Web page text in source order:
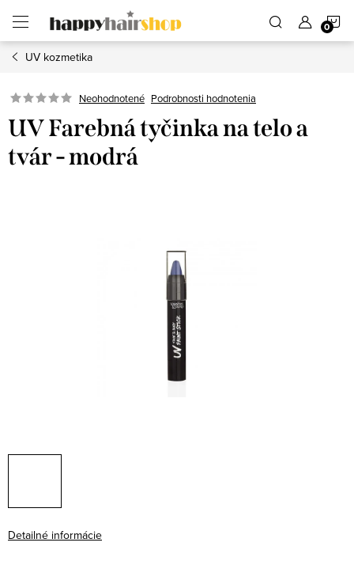
obsah
UV kozmetika
Neohodnotené Podrobnosti hodnotenia
UV Farebná tyčinka na telo a
tvár - modrá
Detailné informácie